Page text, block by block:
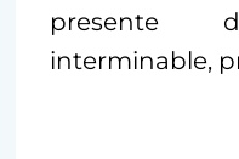
presente
interminable,